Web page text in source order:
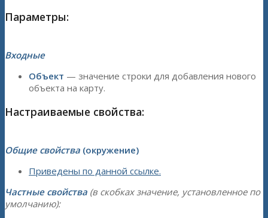
Параметры:
Входные
Объект — значение строки для добавления нового
объекта на карту.
Настраиваемые свойства:
Общие свойства (окружение)
Приведены по данной ссылке.
Частные свойства (в скобках значение, установленное по
умолчанию):